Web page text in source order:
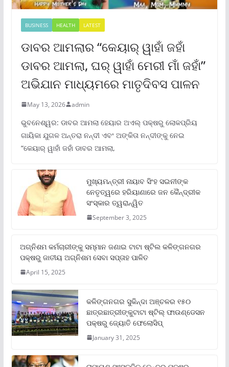
BUSINESS HEALTH LATEST
ଡାବର ଆମଲାର “କେୟାର୍ ୱାହାଁ ଜହାଁ
ଡାବର ଆମଲା, ଘର୍ ୱାହାଁ ମେରୀ ମାଁ ଜହାଁ”
ଅଭିଯାନ ମାଧ୍ୟମରେ ମାତୃଦିବସ ପାଳନ
May 13, 2026 admin
ଭୁବନେଶ୍ୱର: ଡାବର ଆମଲା ହେୟାର ଅଏଲ୍ ପକ୍ଷରୁ ଲୋକପ୍ରିୟ
ଗାୟିକା ଯୁଗଳ ଅନ୍ତରା ନନ୍ଦୀ ଏବଂ ଅଙ୍କିତା ନନ୍ଦୀଙ୍କୁ ନେଇ
“କେୟାର୍ ୱାହାଁ ଜହାଁ ଡାବର ଆମଲା,
ମୁଖ୍ୟମନ୍ତ୍ରୀ ନାୟାବ ସିଂହ ସଇନୀଙ୍କ
ନେତୃତ୍ୱରେ ହରିୟାଣାରେ ଜନ କୈନ୍ଦ୍ରୀକ
ସଂସ୍କାର ତ୍ୱରାନ୍ୱିତ
September 3, 2025
ଅଗ୍ନିଶମ କର୍ମଚାରୀଙ୍କୁ ସମ୍ମାନ ଜଣାଇ ଟାଟା ଷ୍ଟିଲ କଳିଙ୍ଗନଗର
ପକ୍ଷରୁ ଜାତୀୟ ଅଗ୍ନିଶମ ସେବା ସପ୍ତାହ ପାଳିତ
April 15, 2025
କଳିଙ୍ଗନଗର ସୁକିନ୍ଦା ଅଞ୍ଚଳର ୧୫୦
ଛାତ୍ରଛାତ୍ରୀଙ୍କୁଟାଟା ଷ୍ଟିଲ୍ ଫାଉଣ୍ଡେସନ
ପକ୍ଷରୁ ଜ୍ୟୋତି ଫେଲୋସିପ୍‌
January 31, 2025